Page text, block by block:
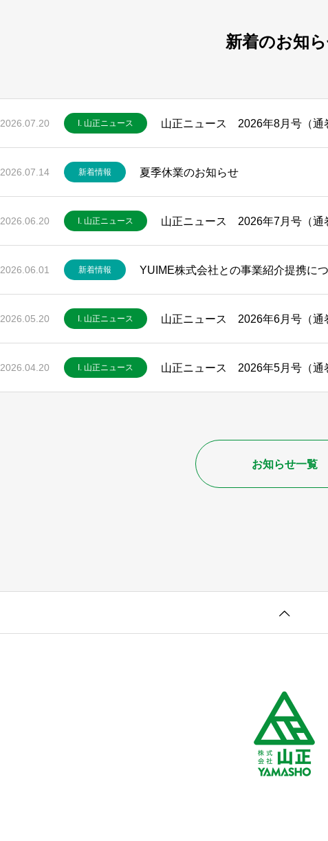
新着のお知
2026.07.20 I. 山正ニュース 山正ニュース 2026年8月号（通
2026.07.14 新着情報 夏季休業のお知らせ
2026.06.20 I. 山正ニュース 山正ニュース 2026年7月号（通
2026.06.01 新着情報 YUIME株式会社との事業紹介提携に
2026.05.20 I. 山正ニュース 山正ニュース 2026年6月号（通
2026.04.20 I. 山正ニュース 山正ニュース 2026年5月号（通
お知らせ一覧